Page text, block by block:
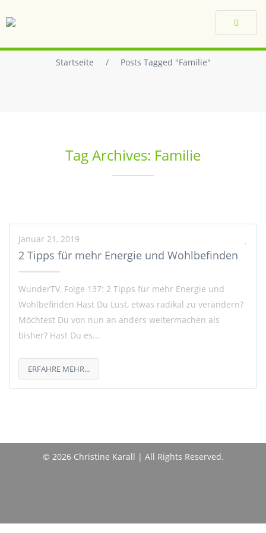
Toggle
Startseite / Posts Tagged "Familie"
Tag Archives: Familie
Januar 21, 2019
2 Tipps für mehr Energie und Wohlbefinden
WunderTV, Folge 137: 2 Tipps für mehr Energie und
Wohlbefinden Hast Du Lust, etwas radikal zu verändern?
Möchtest Du von nun an anders weitermachen als
bisher? Hast Du es...
ERFAHRE MEHR...
© 2026 Christine Karall | All Rights Reserved.